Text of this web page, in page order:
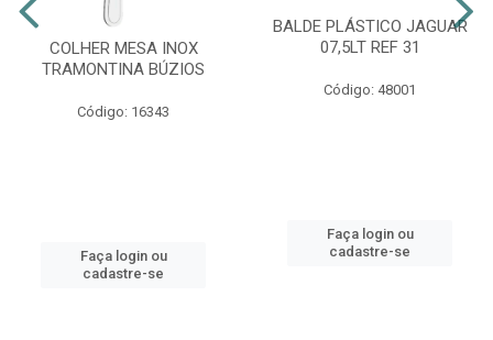
COLHER MESA INOX
TRAMONTINA BÚZIOS
Código: 16343
Faça login ou
cadastre-se
BALDE PLÁSTICO JAGUAR
07,5LT REF 31
Código: 48001
Faça login ou
cadastre-se